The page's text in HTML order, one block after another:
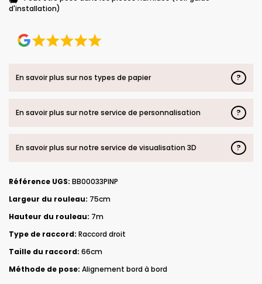
d'installation)
En savoir plus sur nos types de papier ?
En savoir plus sur notre service de personnalisation ?
En savoir plus sur notre service de visualisation 3D ?
Référence UGS: BB00033PINP
Largeur du rouleau: 75cm
Hauteur du rouleau: 7m
Type de raccord: Raccord droit
Taille du raccord: 66cm
Méthode de pose: Alignement bord à bord